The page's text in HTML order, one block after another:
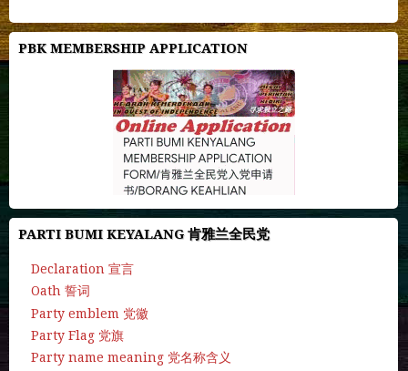
PBK MEMBERSHIP APPLICATION
PARTI BUMI KEYALANG 肯雅兰全民党
Declaration 宣言
Oath 誓词
Party emblem 党徽
Party Flag 党旗
Party name meaning 党名称含义